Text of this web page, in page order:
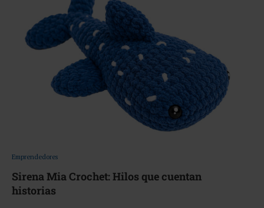
Emprendedores
Sirena Mia Crochet: Hilos que cuentan
historias